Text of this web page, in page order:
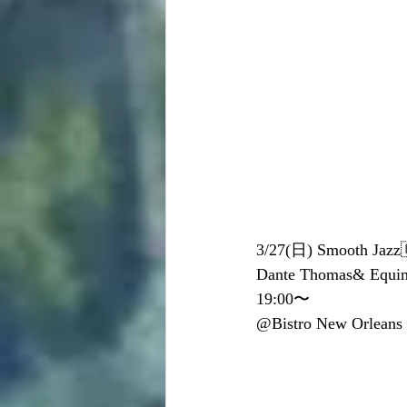
3/27(日) Smooth
Dante Thomas&
19:00〜
@Bistro New Orleans